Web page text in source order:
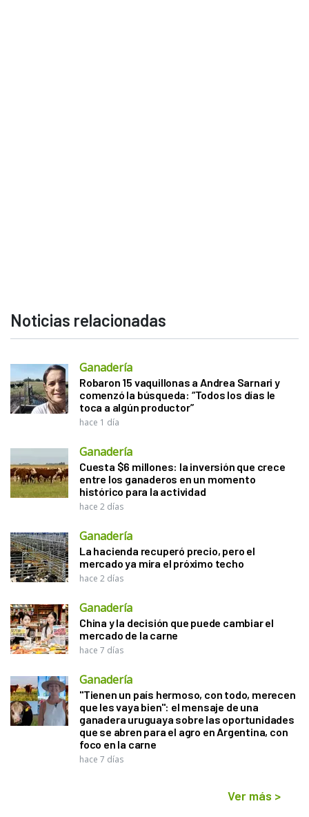
Noticias relacionadas
Ganadería
Robaron 15 vaquillonas a Andrea Sarnari y
comenzó la búsqueda: “Todos los días le
toca a algún productor”
hace 1 día
Ganadería
Cuesta $6 millones: la inversión que crece
entre los ganaderos en un momento
histórico para la actividad
hace 2 días
Ganadería
La hacienda recuperó precio, pero el
mercado ya mira el próximo techo
hace 2 días
Ganadería
China y la decisión que puede cambiar el
mercado de la carne
hace 7 días
Ganadería
"Tienen un país hermoso, con todo, merecen
que les vaya bien": el mensaje de una
ganadera uruguaya sobre las oportunidades
que se abren para el agro en Argentina, con
foco en la carne
hace 7 días
Ver más >